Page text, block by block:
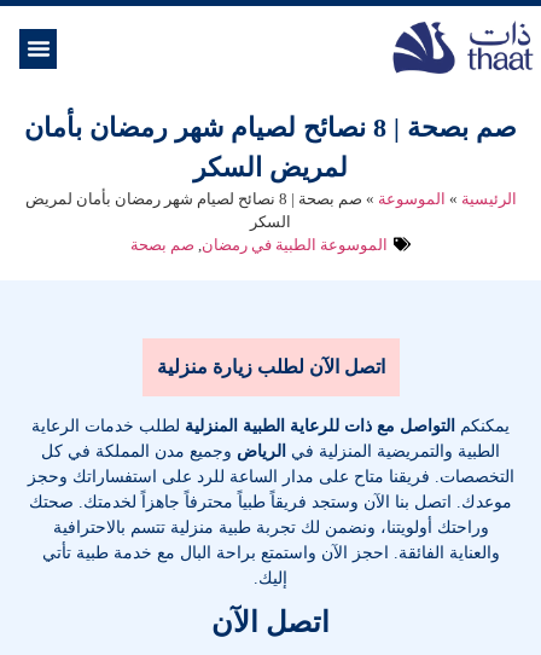
صم بصحة | 8 نصائح لصيام شهر رمضان بأمان
لمريض السكر
الرئيسية » الموسوعة »
صم بصحة | 8 نصائح لصيام شهر رمضان بأمان لمريض
السكر
الموسوعة الطبية في رمضان صم بصحة
اتصل الآن لطلب زيارة منزلية
يمكنكم التواصل مع ذات للرعاية الطبية المنزلية لطلب خدمات الرعاية
الطبية والتمريضية المنزلية في الرياض وجميع مدن المملكة في كل
التخصصات . فريقنا متاح على مدار الساعة للرد على استفساراتك وحجز
موعدك. اتصل بنا الآن وستجد فريقاً طبياً محترفاً جاهزاً لخدمتك. صحتك
وراحتك أولويتنا، ونضمن لك تجربة طبية منزلية تتسم بالاحترافية
والعناية الفائقة. احجز الآن واستمتع براحة البال مع خدمة طبية تأتي
إليك.
اتصل الآن